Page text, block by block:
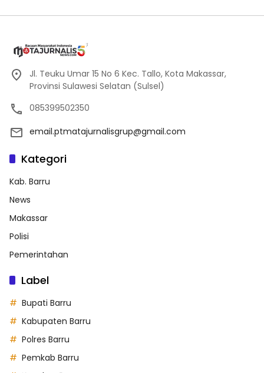
Jl. Teuku Umar 15 No 6 Kec. Tallo, Kota Makassar,
Provinsi Sulawesi Selatan (Sulsel)
085399502350
email.ptmatajurnalisgrup@gmail.com
Kategori
Kab. Barru
News
Makassar
Polisi
Pemerintahan
Label
Bupati Barru
Kabupaten Barru
Polres Barru
Pemkab Barru